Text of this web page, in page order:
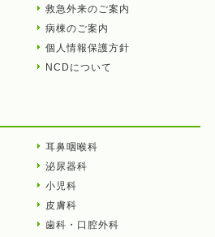
救急外来のご案内
病棟のご案内
個人情報保護方針
NCDについて
耳鼻咽喉科
泌尿器科
小児科
皮膚科
歯科・口腔外科